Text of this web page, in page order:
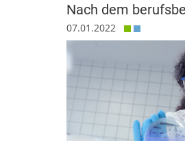
Nach dem
07.01.2022